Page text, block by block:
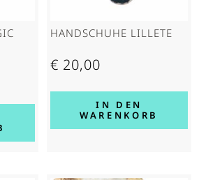
HAND­SCHUHE LILLETE
€ 20,00
IN DEN
WARENKORB